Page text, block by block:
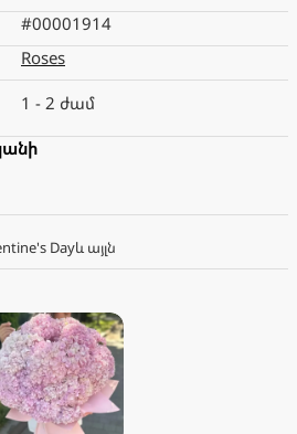
#00001914
Roses
1 - 2 ժամ
Dayև այլն